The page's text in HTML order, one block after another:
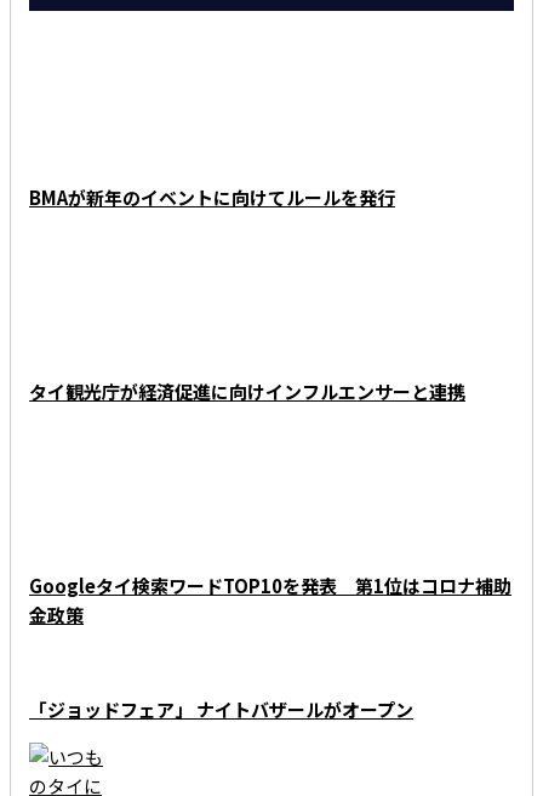
BMAが新年のイベントに向けてルールを発行
タイ観光庁が経済促進に向けインフルエンサーと連携
Googleタイ検索ワードTOP10を発表 第1位はコロナ補助
金政策
「ジョッドフェア」 ナイトバザールがオープン